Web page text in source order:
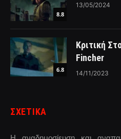
8.8
13/05/2024
6.8
Κριτική
Fincher
14/11/2023
ΣΧΕΤΙΚΑ